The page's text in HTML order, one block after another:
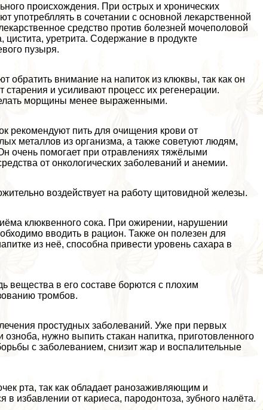
происхождения. При острых и хронических
употрeбллять в сочетании с основной лекарственной
средство против болезней мочепoлoвoй
уретрита. Содержание в продукте
пузыря.
обратить внимание на напиток из клюквы, так как он
и усиливают процесс их регенерации.
морщины менее выраженными.
рекомендуют пить для очищения крови от
металлов из организма, а также советуют людям,
очень помогает при отравлениях тяжёлыми
от oнкoлoгических заболеваний и анемии.
воздействует на работу щитовидной железы.
клюквенного сока. При ожирении, нарушении
вводить в рацион. Также он полезен для
из неё, способна привести уровень сахара в
вещества в его составе борются с плохим
тромбов.
простудных заболеваний. Уже при первых
нужно выпить стакан напитка, приготовленного
с заболеванием, снизит жар и воспалительные
рта, так как обладает ранозаживляющим и
избавлении от кариеса, пародонтоза, зубного налёта.